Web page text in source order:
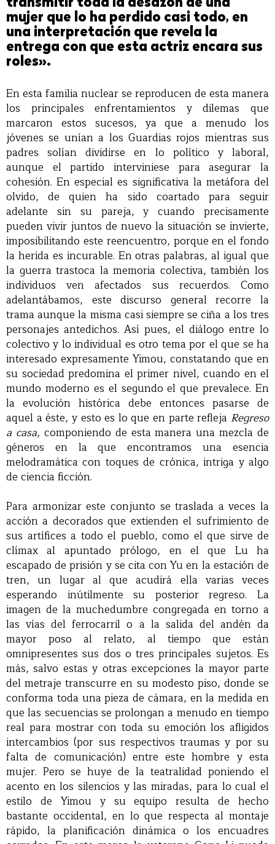
transmitir toda la desazón de una
mujer que lo ha perdido casi todo, en
una interpretación que revela la
entrega con que esta actriz encara sus
roles».
En esta familia nuclear se reproducen de esta manera
los principales enfrentamientos y dilemas que
marcaron estos sucesos, ya que a menudo los
jóvenes se unían a los Guardias rojos mientras sus
padres solían dividirse en lo político y laboral,
aunque el partido interviniese para asegurar la
cohesión. En especial es significativa la metáfora del
olvido, de quien ha sido coartado para seguir
adelante sin su pareja, y cuando precisamente
pueden vivir juntos de nuevo la situación se invierte,
imposibilitando este reencuentro, porque en el fondo
la herida es incurable. En otras palabras, al igual que
la guerra trastoca la memoria colectiva, también los
individuos ven afectados sus recuerdos. Como
adelantábamos, este discurso general recorre la
trama aunque la misma casi siempre se ciña a los tres
personajes antedichos. Así pues, el diálogo entre lo
colectivo y lo individual es otro tema por el que se ha
interesado expresamente Yimou, constatando que en
su sociedad predomina el primer nivel, cuando en el
mundo moderno es el segundo el que prevalece. En
la evolución histórica debe entonces pasarse de
aquel a éste, y esto es lo que en parte refleja Regreso
a casa, componiendo de esta manera una mezcla de
géneros en la que encontramos una esencia
melodramática con toques de crónica, intriga y algo
de ciencia ficción.
Para armonizar este conjunto se traslada a veces la
acción a decorados que extienden el sufrimiento de
sus artífices a todo el pueblo, como el que sirve de
clímax al apuntado prólogo, en el que Lu ha
escapado de prisión y se cita con Yu en la estación de
tren, un lugar al que acudirá ella varias veces
esperando inútilmente su posterior regreso. La
imagen de la muchedumbre congregada en torno a
las vías del ferrocarril o a la salida del andén da
mayor poso al relato, al tiempo que están
omnipresentes sus dos o tres principales sujetos. Es
más, salvo estas y otras excepciones la mayor parte
del metraje transcurre en su modesto piso, donde se
conforma toda una pieza de cámara, en la medida en
que las secuencias se prolongan a menudo en tiempo
real para mostrar con toda su emoción los afligidos
intercambios (por sus respectivos traumas y por su
falta de comunicación) entre este hombre y esta
mujer. Pero se huye de la teatralidad poniendo el
acento en los silencios y las miradas, para lo cual el
estilo de Yimou y su equipo resulta de hecho
bastante occidental, en lo que respecta al montaje
rápido, la planificación dinámica o los encuadres